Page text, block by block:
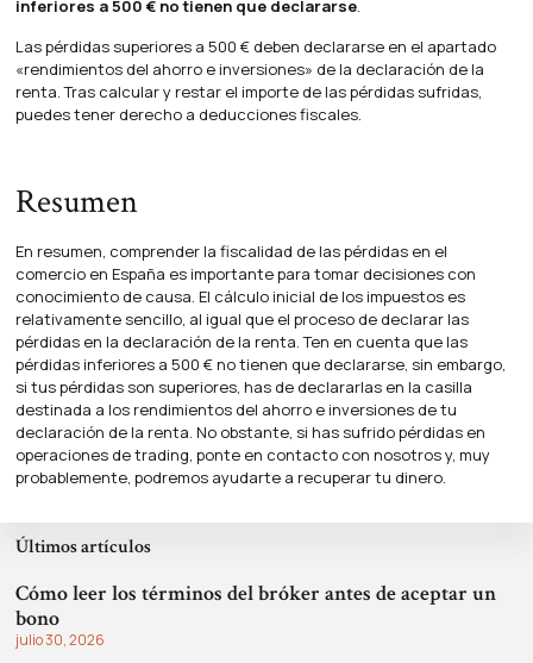
Últimos artículos
Cómo leer los términos del bróker antes de aceptar un
bono
julio 30, 2026
inferiores a 500 € no tienen que declararse.
Las pérdidas superiores a 500 € deben declararse en el apartado
«rendimientos del ahorro e inversiones» de la declaración de la
renta. Tras calcular y restar el importe de las pérdidas sufridas,
puedes tener derecho a deducciones fiscales.
Resumen
En resumen, comprender la fiscalidad de las pérdidas en el
comercio en España es importante para tomar decisiones con
conocimiento de causa. El cálculo inicial de los impuestos es
relativamente sencillo, al igual que el proceso de declarar las
pérdidas en la declaración de la renta. Ten en cuenta que las
pérdidas inferiores a 500 € no tienen que declararse, sin embargo,
si tus pérdidas son superiores, has de declararlas en la casilla
destinada a los rendimientos del ahorro e inversiones de tu
declaración de la renta. No obstante, si has sufrido pérdidas en
operaciones de trading, ponte en contacto con nosotros y, muy
probablemente, podremos ayudarte a recuperar tu dinero.